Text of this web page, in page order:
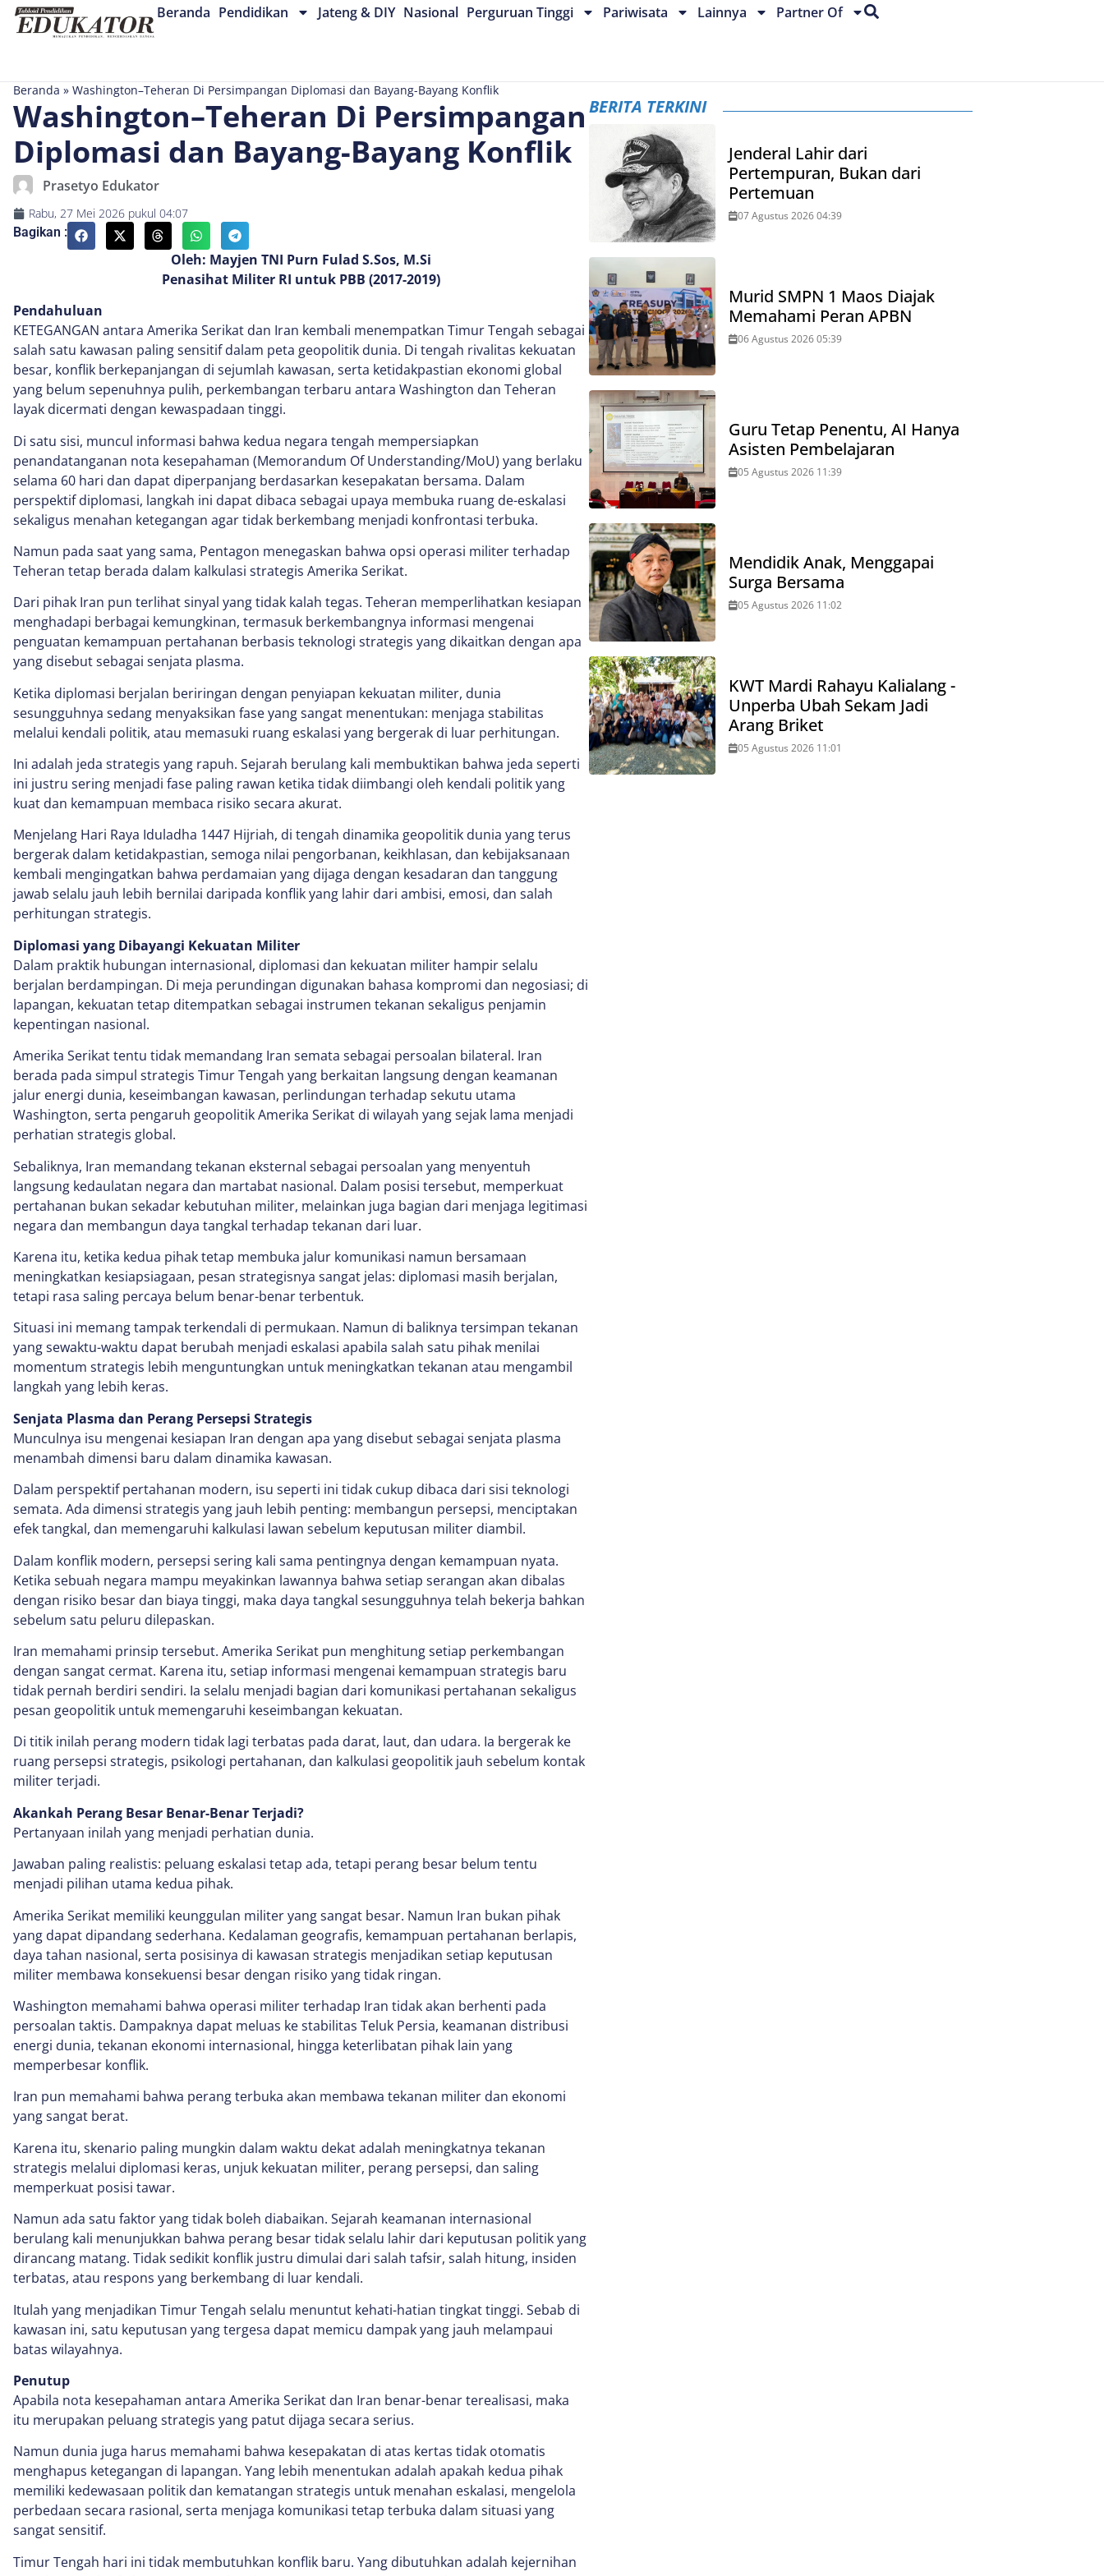
Beranda Pendidikan Jateng & DIY Nasional Perguruan Tinggi Pariwisata Lainnya Partner Of
Beranda » Washington–Teheran Di Persimpangan Diplomasi dan Bayang-Bayang Konflik
Washington–Teheran Di Persimpangan
Diplomasi dan Bayang-Bayang Konflik
Prasetyo Edukator
Rabu, 27 Mei 2026 pukul 04:07
Bagikan :
Oleh: Mayjen TNI Purn Fulad S.Sos, M.Si
Penasihat Militer RI untuk PBB (2017-2019)
Pendahuluan
KETEGANGAN antara Amerika Serikat dan Iran kembali menempatkan Timur Tengah sebagai
salah satu kawasan paling sensitif dalam peta geopolitik dunia. Di tengah rivalitas kekuatan
besar, konflik berkepanjangan di sejumlah kawasan, serta ketidakpastian ekonomi global
yang belum sepenuhnya pulih, perkembangan terbaru antara Washington dan Teheran
layak dicermati dengan kewaspadaan tinggi.
Di satu sisi, muncul informasi bahwa kedua negara tengah mempersiapkan
penandatanganan nota kesepahaman (Memorandum Of Understanding/MoU) yang berlaku
selama 60 hari dan dapat diperpanjang berdasarkan kesepakatan bersama. Dalam
perspektif diplomasi, langkah ini dapat dibaca sebagai upaya membuka ruang de-eskalasi
sekaligus menahan ketegangan agar tidak berkembang menjadi konfrontasi terbuka.
Namun pada saat yang sama, Pentagon menegaskan bahwa opsi operasi militer terhadap
Teheran tetap berada dalam kalkulasi strategis Amerika Serikat.
Dari pihak Iran pun terlihat sinyal yang tidak kalah tegas. Teheran memperlihatkan kesiapan
menghadapi berbagai kemungkinan, termasuk berkembangnya informasi mengenai
penguatan kemampuan pertahanan berbasis teknologi strategis yang dikaitkan dengan apa
yang disebut sebagai senjata plasma.
Ketika diplomasi berjalan beriringan dengan penyiapan kekuatan militer, dunia
sesungguhnya sedang menyaksikan fase yang sangat menentukan: menjaga stabilitas
melalui kendali politik, atau memasuki ruang eskalasi yang bergerak di luar perhitungan.
Ini adalah jeda strategis yang rapuh. Sejarah berulang kali membuktikan bahwa jeda seperti
ini justru sering menjadi fase paling rawan ketika tidak diimbangi oleh kendali politik yang
kuat dan kemampuan membaca risiko secara akurat.
Menjelang Hari Raya Iduladha 1447 Hijriah, di tengah dinamika geopolitik dunia yang terus
bergerak dalam ketidakpastian, semoga nilai pengorbanan, keikhlasan, dan kebijaksanaan
kembali mengingatkan bahwa perdamaian yang dijaga dengan kesadaran dan tanggung
jawab selalu jauh lebih bernilai daripada konflik yang lahir dari ambisi, emosi, dan salah
perhitungan strategis.
Diplomasi yang Dibayangi Kekuatan Militer
Dalam praktik hubungan internasional, diplomasi dan kekuatan militer hampir selalu
berjalan berdampingan. Di meja perundingan digunakan bahasa kompromi dan negosiasi; di
lapangan, kekuatan tetap ditempatkan sebagai instrumen tekanan sekaligus penjamin
kepentingan nasional.
Amerika Serikat tentu tidak memandang Iran semata sebagai persoalan bilateral. Iran
berada pada simpul strategis Timur Tengah yang berkaitan langsung dengan keamanan
jalur energi dunia, keseimbangan kawasan, perlindungan terhadap sekutu utama
Washington, serta pengaruh geopolitik Amerika Serikat di wilayah yang sejak lama menjadi
perhatian strategis global.
Sebaliknya, Iran memandang tekanan eksternal sebagai persoalan yang menyentuh
langsung kedaulatan negara dan martabat nasional. Dalam posisi tersebut, memperkuat
pertahanan bukan sekadar kebutuhan militer, melainkan juga bagian dari menjaga legitimasi
negara dan membangun daya tangkal terhadap tekanan dari luar.
Karena itu, ketika kedua pihak tetap membuka jalur komunikasi namun bersamaan
meningkatkan kesiapsiagaan, pesan strategisnya sangat jelas: diplomasi masih berjalan,
tetapi rasa saling percaya belum benar-benar terbentuk.
Situasi ini memang tampak terkendali di permukaan. Namun di baliknya tersimpan tekanan
yang sewaktu-waktu dapat berubah menjadi eskalasi apabila salah satu pihak menilai
momentum strategis lebih menguntungkan untuk meningkatkan tekanan atau mengambil
langkah yang lebih keras.
Senjata Plasma dan Perang Persepsi Strategis
Munculnya isu mengenai kesiapan Iran dengan apa yang disebut sebagai senjata plasma
menambah dimensi baru dalam dinamika kawasan.
Dalam perspektif pertahanan modern, isu seperti ini tidak cukup dibaca dari sisi teknologi
semata. Ada dimensi strategis yang jauh lebih penting: membangun persepsi, menciptakan
efek tangkal, dan memengaruhi kalkulasi lawan sebelum keputusan militer diambil.
Dalam konflik modern, persepsi sering kali sama pentingnya dengan kemampuan nyata.
Ketika sebuah negara mampu meyakinkan lawannya bahwa setiap serangan akan dibalas
dengan risiko besar dan biaya tinggi, maka daya tangkal sesungguhnya telah bekerja bahkan
sebelum satu peluru dilepaskan.
Iran memahami prinsip tersebut. Amerika Serikat pun menghitung setiap perkembangan
dengan sangat cermat. Karena itu, setiap informasi mengenai kemampuan strategis baru
tidak pernah berdiri sendiri. Ia selalu menjadi bagian dari komunikasi pertahanan sekaligus
pesan geopolitik untuk memengaruhi keseimbangan kekuatan.
Di titik inilah perang modern tidak lagi terbatas pada darat, laut, dan udara. Ia bergerak ke
ruang persepsi strategis, psikologi pertahanan, dan kalkulasi geopolitik jauh sebelum kontak
militer terjadi.
Akankah Perang Besar Benar-Benar Terjadi?
Pertanyaan inilah yang menjadi perhatian dunia.
Jawaban paling realistis: peluang eskalasi tetap ada, tetapi perang besar belum tentu
menjadi pilihan utama kedua pihak.
Amerika Serikat memiliki keunggulan militer yang sangat besar. Namun Iran bukan pihak
yang dapat dipandang sederhana. Kedalaman geografis, kemampuan pertahanan berlapis,
daya tahan nasional, serta posisinya di kawasan strategis menjadikan setiap keputusan
militer membawa konsekuensi besar dengan risiko yang tidak ringan.
Washington memahami bahwa operasi militer terhadap Iran tidak akan berhenti pada
persoalan taktis. Dampaknya dapat meluas ke stabilitas Teluk Persia, keamanan distribusi
energi dunia, tekanan ekonomi internasional, hingga keterlibatan pihak lain yang
memperbesar konflik.
Iran pun memahami bahwa perang terbuka akan membawa tekanan militer dan ekonomi
yang sangat berat.
Karena itu, skenario paling mungkin dalam waktu dekat adalah meningkatnya tekanan
strategis melalui diplomasi keras, unjuk kekuatan militer, perang persepsi, dan saling
memperkuat posisi tawar.
Namun ada satu faktor yang tidak boleh diabaikan. Sejarah keamanan internasional
berulang kali menunjukkan bahwa perang besar tidak selalu lahir dari keputusan politik yang
dirancang matang. Tidak sedikit konflik justru dimulai dari salah tafsir, salah hitung, insiden
terbatas, atau respons yang berkembang di luar kendali.
Itulah yang menjadikan Timur Tengah selalu menuntut kehati-hatian tingkat tinggi. Sebab di
kawasan ini, satu keputusan yang tergesa dapat memicu dampak yang jauh melampaui
batas wilayahnya.
Penutup
Apabila nota kesepahaman antara Amerika Serikat dan Iran benar-benar terealisasi, maka
itu merupakan peluang strategis yang patut dijaga secara serius.
Namun dunia juga harus memahami bahwa kesepakatan di atas kertas tidak otomatis
menghapus ketegangan di lapangan. Yang lebih menentukan adalah apakah kedua pihak
memiliki kedewasaan politik dan kematangan strategis untuk menahan eskalasi, mengelola
perbedaan secara rasional, serta menjaga komunikasi tetap terbuka dalam situasi yang
sangat sensitif.
Timur Tengah hari ini tidak membutuhkan konflik baru. Yang dibutuhkan adalah kejernihan
BERITA TERKINI
Jenderal Lahir dari
Pertempuran, Bukan dari
Pertemuan
07 Agustus 2026 04:39
Murid SMPN 1 Maos Diajak
Memahami Peran APBN
06 Agustus 2026 05:39
Guru Tetap Penentu, AI Hanya
Asisten Pembelajaran
05 Agustus 2026 11:39
Mendidik Anak, Menggapai
Surga Bersama
05 Agustus 2026 11:02
KWT Mardi Rahayu Kalialang -
Unperba Ubah Sekam Jadi
Arang Briket
05 Agustus 2026 11:01